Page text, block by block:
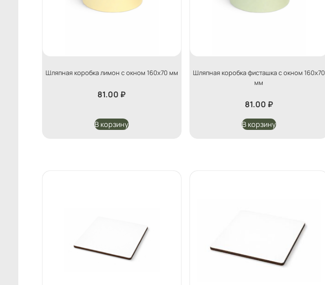
Шляпная коробка лимон с окном 160х70 мм
81.00 ₽
В корзину
Шляпная коробка фисташка с окном 160х70
мм
81.00 ₽
В корзину